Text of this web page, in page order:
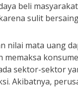
beli
sulit
nilai mata uang
memaksa
sektor-sektor
Akibatnya,